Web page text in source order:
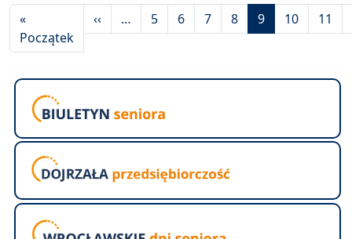
Stronicowanie
«
Początek Pierwsza strona
‹‹Poprzednia strona
… 5 6 7 8 9 10 11